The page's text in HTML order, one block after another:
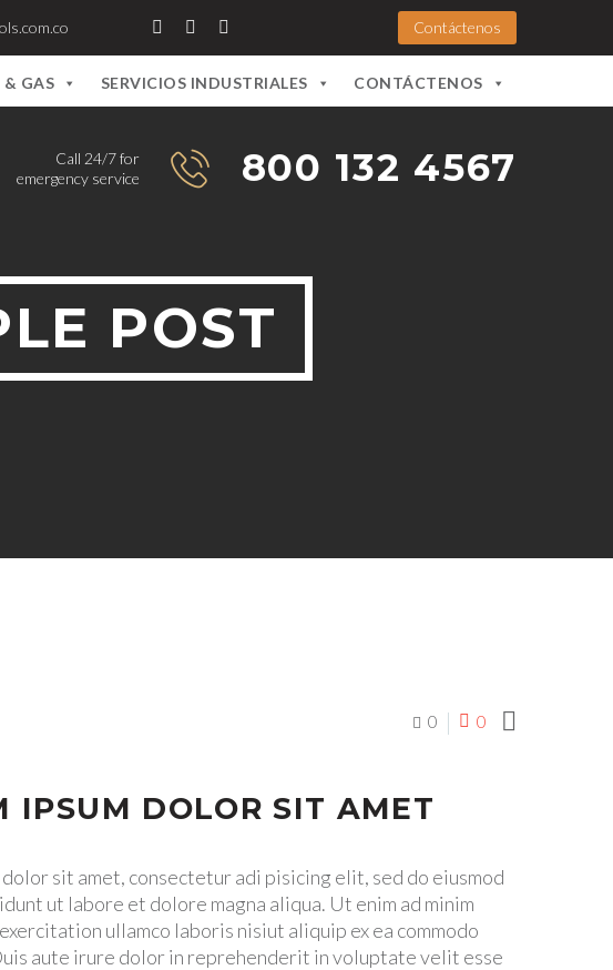
Contáctenos
& GAS SERVICIOS INDUSTRIALES CONTÁCTENOS
Call 24/7 for
emergency service
800 132 4567
POST
0 0 
IPSUM DOLOR SIT AMET
dolor sit amet, consectetur adi pisicing elit, sed do eiusmod
ut labore et dolore magna aliqua. Ut enim ad minim
ullamco laboris nisiut aliquip ex ea commodo
aute irure dolor in reprehenderit in voluptate velit esse